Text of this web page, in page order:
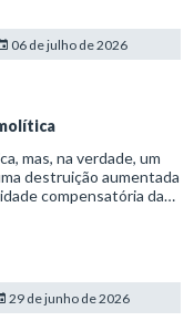
06 de julho de 2026
mas, na verdade, um
destruição aumentada
compensatória da
29 de junho de 2026